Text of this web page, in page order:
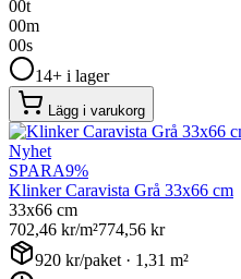
00t
00m
00s
14+ i lager
Lägg i varukorg
Nyhet
SPARA9%
Klinker Caravista Grå 33x66 cm
33x66 cm
702,46 kr/m²774,56 kr
920 kr/paket · 1,31 m²